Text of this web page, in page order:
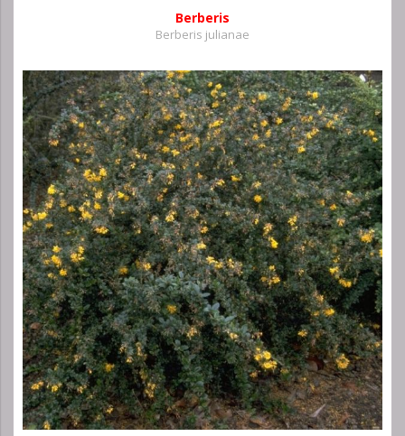
Berberis
Berberis julianae